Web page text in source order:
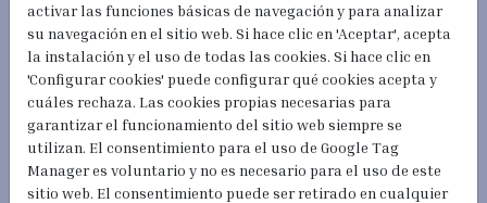
27/10/2023
Navegando lo Inusual: Concesión de
tarjeta comunitaria por familia extensa
y persona con discapacidad a cargo
Leer másarrow_forward
activar las funciones básicas de navegación y para analizar
su navegación en el sitio web. Si hace clic en 'Aceptar', acepta
la instalación y el uso de todas las cookies. Si hace clic en
'Configurar cookies' puede configurar qué cookies acepta y
cuáles rechaza. Las cookies propias necesarias para
garantizar el funcionamiento del sitio web siempre se
utilizan. El consentimiento para el uso de Google Tag
Manager es voluntario y no es necesario para el uso de este
sitio web. El consentimiento puede ser retirado en cualquier